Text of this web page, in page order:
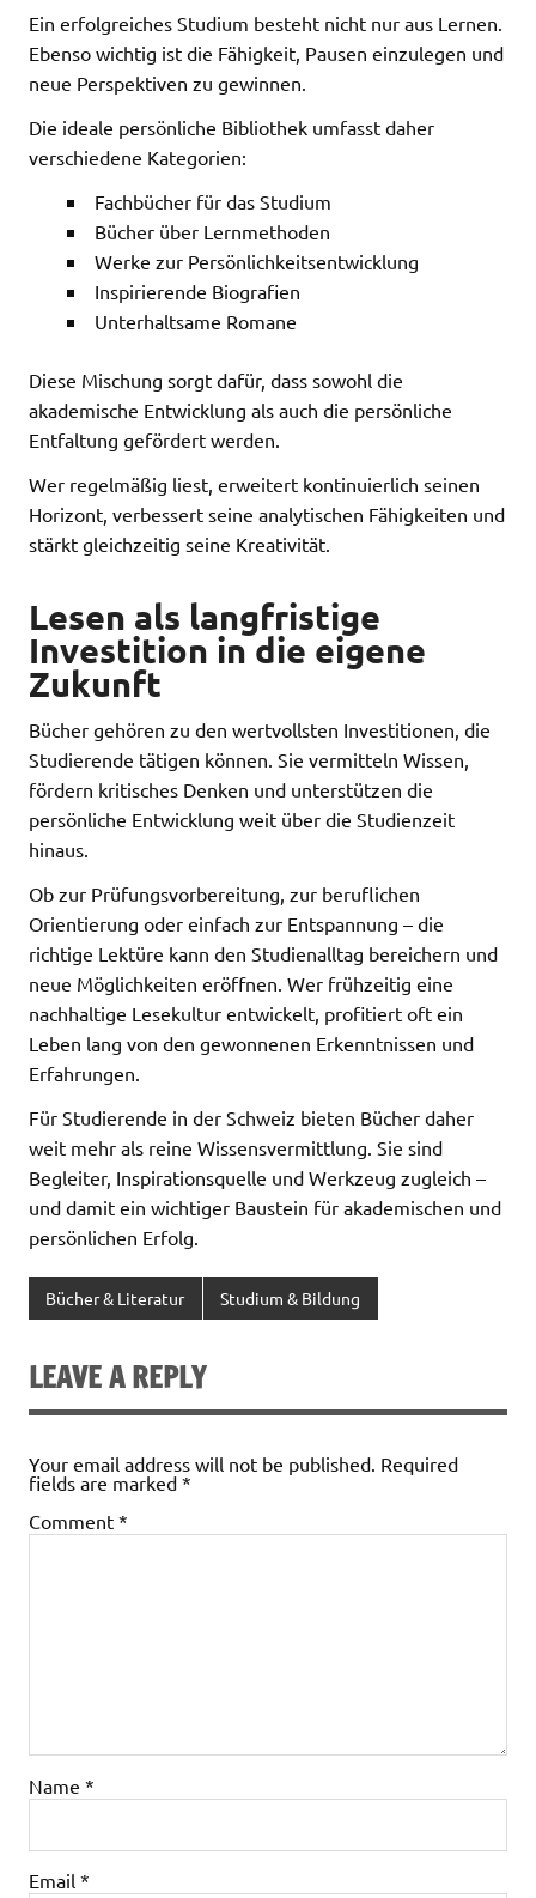
Ein erfolgreiches Studium besteht nicht nur aus Lernen.
Ebenso wichtig ist die Fähigkeit, Pausen einzulegen und
neue Perspektiven zu gewinnen.
Die ideale persönliche Bibliothek umfasst daher
verschiedene Kategorien:
Fachbücher für das Studium
Bücher über Lernmethoden
Werke zur Persönlichkeitsentwicklung
Inspirierende Biografien
Unterhaltsame Romane
Diese Mischung sorgt dafür, dass sowohl die
akademische Entwicklung als auch die persönliche
Entfaltung gefördert werden.
Wer regelmäßig liest, erweitert kontinuierlich seinen
Horizont, verbessert seine analytischen Fähigkeiten und
stärkt gleichzeitig seine Kreativität.
Lesen als langfristige
Investition in die eigene
Zukunft
Bücher gehören zu den wertvollsten Investitionen, die
Studierende tätigen können. Sie vermitteln Wissen,
fördern kritisches Denken und unterstützen die
persönliche Entwicklung weit über die Studienzeit
hinaus.
Ob zur Prüfungsvorbereitung, zur beruflichen
Orientierung oder einfach zur Entspannung – die
richtige Lektüre kann den Studienalltag bereichern und
neue Möglichkeiten eröffnen. Wer frühzeitig eine
nachhaltige Lesekultur entwickelt, profitiert oft ein
Leben lang von den gewonnenen Erkenntnissen und
Erfahrungen.
Für Studierende in der Schweiz bieten Bücher daher
weit mehr als reine Wissensvermittlung. Sie sind
Begleiter, Inspirationsquelle und Werkzeug zugleich –
und damit ein wichtiger Baustein für akademischen und
persönlichen Erfolg.
Bücher & Literatur Studium & Bildung
LEAVE A REPLY
Your email address will not be published. Required
fields are marked *
Comment *
Name *
Email *